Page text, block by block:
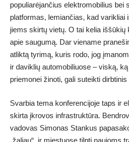
populiarėjančius elektromobilius bei
platformas, lemiančias, kad varikliai
jiems skirtų vietų. O tai kelia iššūkių
apie saugumą. Dar viename
atliktą tyrimą, kuris rodo, jog
ir daviklių automobiliuose – viską,
priemonei žinoti, gali suteikti dirbtinis
Svarbia tema konferencijoje taps ir
skirta įkrovos infrastruktūra.
vadovas Simonas Stankus
„žaliau“ ir miestuose tilpti naujoms